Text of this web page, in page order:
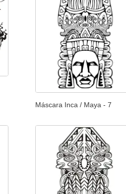
Máscara Inca / Maya - 7